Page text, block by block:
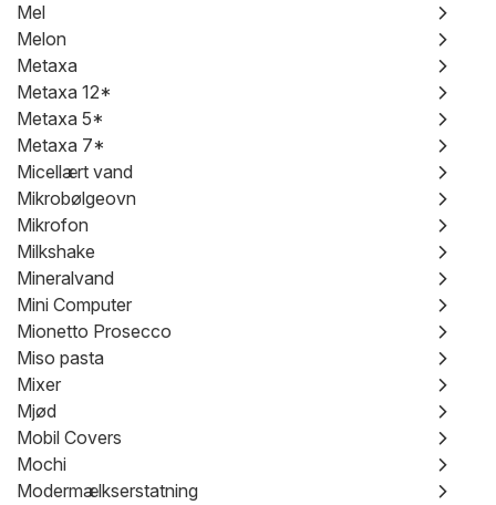
Mel
Melon
Metaxa
Metaxa 12*
Metaxa 5*
Metaxa 7*
Micellært vand
Mikrobølgeovn
Mikrofon
Milkshake
Mineralvand
Mini Computer
Mionetto Prosecco
Miso pasta
Mixer
Mjød
Mobil Covers
Mochi
Modermælkserstatning